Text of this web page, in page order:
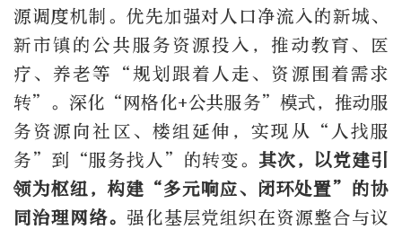
源调度机制。优先加强对人口净流入的新城、
新市镇的公共服务资源投入，推动教育、医
疗、养老等“规划跟着人走、资源围着需求
转”。深化“网格化+公共服务”模式，推动服
务资源向社区、楼组延伸，实现从“人找服
务”到“服务找人”的转变。 其次，以党建引
领为枢纽，构建“多元响应、闭环处置”的协
同治理网络。 强化基层党组织在资源整合与议